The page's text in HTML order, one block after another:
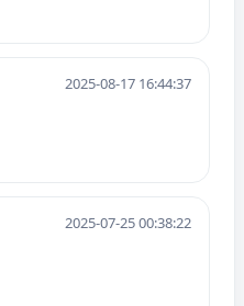
2025-08-17 16:44:37
2025-07-25 00:38:22